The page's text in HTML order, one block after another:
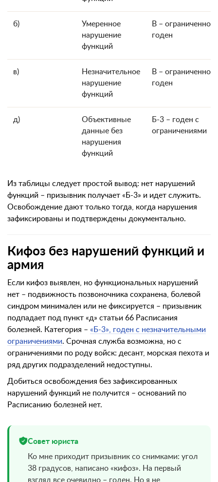
б)
Умеренное
нарушение
функций
В – ограниченно
годен
в)
Незначительное
нарушение
функций
В – ограниченно
годен
д)
Объективные
данные без
нарушения
функций
Б-3 – годен с
ограничениями
Из таблицы следует простой вывод: нет нарушений
функций – призывник получает «Б-3» и идет служить.
Освобождение дают только тогда, когда нарушения
зафиксированы и подтверждены документально.
Кифоз без нарушений функций и
армия
Если кифоз выявлен, но функциональных нарушений
нет – подвижность позвоночника сохранена, болевой
синдром минимален или не фиксируется – призывник
подпадает под пункт «д» статьи 66 Расписания
болезней. Категория – «Б-3», годен с незначительными
ограничениями. Срочная служба возможна, но с
ограничениями по роду войск: десант, морская пехота и
ряд других подразделений недоступны.
Добиться освобождения без зафиксированных
нарушений функций не получится – оснований по
Расписанию болезней нет.
Совет юриста
Ко мне приходит призывник со снимками: угол
38 градусов, написано «кифоз». На первый
взгляд все очевидно – годен. Но я не